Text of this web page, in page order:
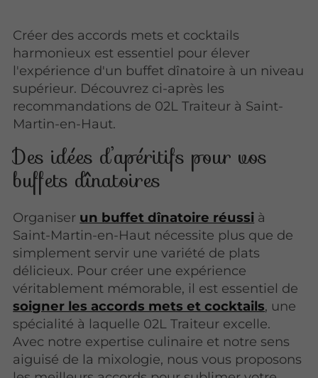
Créer des accords mets et cocktails
harmonieux est essentiel pour élever
l'expérience d'un buffet dînatoire à un niveau
supérieur. Découvrez ci-après les
recommandations de 02L Traiteur à Saint-
Martin-en-Haut.
Des idées d’apéritifs pour vos
buffets dînatoires
Organiser un buffet dînatoire réussi à
Saint-Martin-en-Haut nécessite plus que de
simplement servir une variété de plats
délicieux. Pour créer une expérience
véritablement mémorable, il est essentiel de
soigner les accords mets et cocktails, une
spécialité à laquelle 02L Traiteur excelle.
Avec notre expertise culinaire et notre sens
aiguisé de la mixologie, nous vous proposons